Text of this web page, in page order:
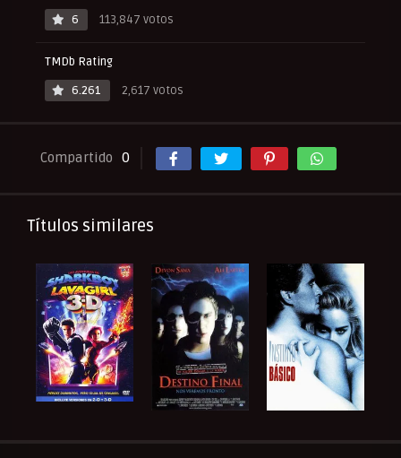
6 113,847 votos
TMDb Rating
6.261
2,617 votos
Compartido 0
Títulos similares